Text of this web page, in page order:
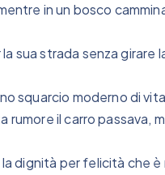
in un bosco
sua strada senza girare
squarcio moderno di
rumore il carro passava,
dignità per felicità che